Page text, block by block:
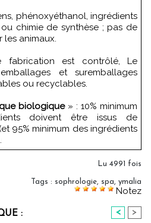
phénoxyéthanol, ingrédients
chimie de synthèse ; pas de
les animaux.
fabrication est contrôlé, Le
et suremballages
ou recyclables.
biologique» : 10% minimum
doivent être issus de
95% minimum des ingrédients
Lu 4991 fois
Tags : sophrologie, spa, ymalia
Notez
: < >